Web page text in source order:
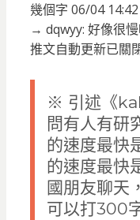
幾個字 06/04 14:42
→ dqwyy: 好像很
推文自動更新已關
※ 引述《
問有人有研
的速度最快
的速度最快
國朋友聊天
可以打300